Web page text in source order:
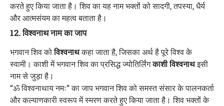
करते हुए किया जाता है। शिव का यह नाम भक्तों को सादगी, तपस्या, धैर्य
और आत्मसंयम का महत्व बताता है।
12. विश्वनाथ नाम का जाप
भगवान शिव कोविश्वनाथकहा जाता है, जिसका अर्थ है पूरे विश्व के
स्वामी। काशी में भगवान शिव का प्रसिद्ध ज्योतिर्लिंगकाशी विश्वनाथइसी
नाम से जुड़ा है।
“ॐ विश्वनाथाय नमः” का जाप भगवान शिव को समस्त संसार के पालनकर्ता
और कल्याणकारी स्वरूप में स्मरण करते हुए किया जाता है। शिव भक्तों के